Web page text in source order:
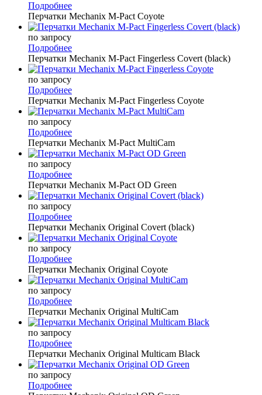
Подробнее
Перчатки Mechanix M-Pact Coyote
по запросу
Подробнее
Перчатки Mechanix M-Pact Fingerless Covert (black)
по запросу
Подробнее
Перчатки Mechanix M-Pact Fingerless Coyote
по запросу
Подробнее
Перчатки Mechanix M-Pact MultiCam
по запросу
Подробнее
Перчатки Mechanix M-Pact OD Green
по запросу
Подробнее
Перчатки Mechanix Original Covert (black)
по запросу
Подробнее
Перчатки Mechanix Original Coyote
по запросу
Подробнее
Перчатки Mechanix Original MultiCam
по запросу
Подробнее
Перчатки Mechanix Original Multicam Black
по запросу
Подробнее